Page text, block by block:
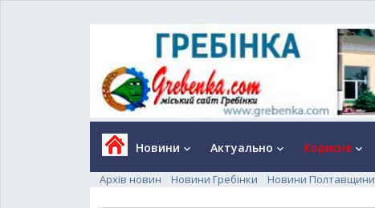
Новини keyboard_arrow_down Актуально keyboard_arrow_down Корисне keyboard_arrow_down
Архів новин Новини Гребінки Новини Полтавщини